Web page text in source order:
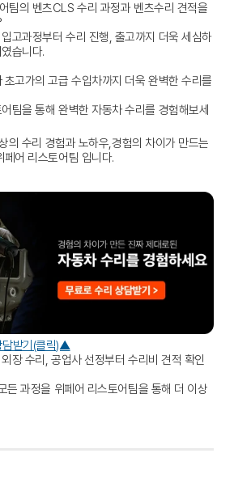
팀의 벤츠CLS 수리 과정과 벤츠수리 견적을
고과정부터 수리 진행, 출고까지 더욱 세심하
습니다.
고가의 고급 수입차까지 더욱 완벽한 수리를
팀을 통해 완벽한 자동차 수리를 경험해보세
수리 경험과 노하우,경험의 차이가 만드는
페어 리스토어팀 입니다.
받기(클릭)▲
장 수리, 공업사 선정부터 수리비 견적 확인
든 과정을 위페어 리스토어팀을 통해 더 이상